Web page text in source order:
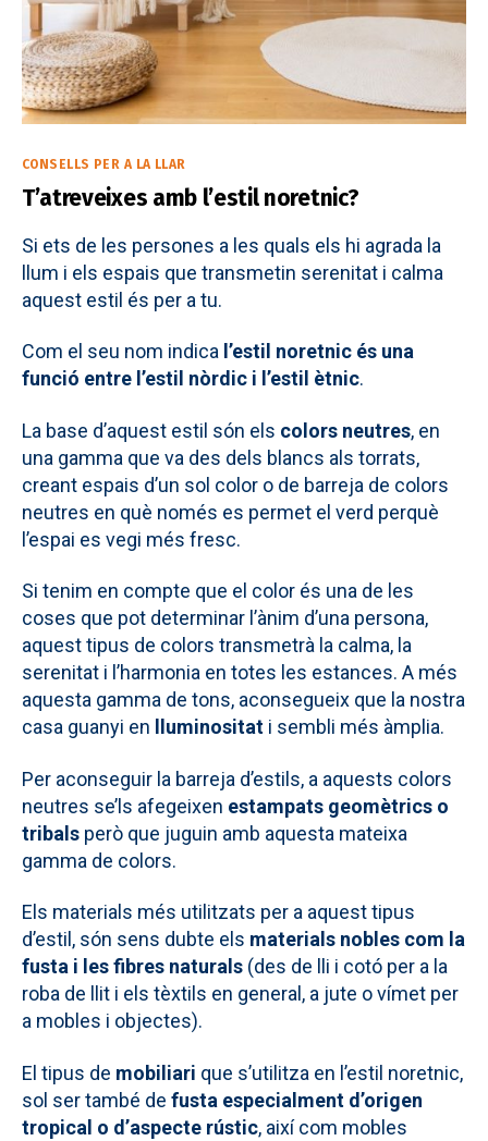
Categories
CONSELLS PER A LA LLAR
T’atreveixes amb l’estil noretnic?
Si ets de les persones a les quals els hi agrada la
llum i els espais que transmetin serenitat i calma
aquest estil és per a tu.
Com el seu nom indica l’estil noretnic és una
funció entre l’estil nòrdic i l’estil ètnic.
La base d’aquest estil són els colors neutres, en
una gamma que va des dels blancs als torrats,
creant espais d’un sol color o de barreja de colors
neutres en què només es permet el verd perquè
l’espai es vegi més fresc.
Si tenim en compte que el color és una de les
coses que pot determinar l’ànim d’una persona,
aquest tipus de colors transmetrà la calma, la
serenitat i l’harmonia en totes les estances. A més
aquesta gamma de tons, aconsegueix que la nostra
casa guanyi en
lluminositat i sembli més àmplia.
Per aconseguir la barreja d’estils, a aquests colors
neutres se’ls afegeixen estampats geomètrics o
tribals però que juguin amb aquesta mateixa
gamma de colors.
Els materials més utilitzats per a aquest tipus
d’estil, són sens dubte els materials nobles com la
fusta i les fibres naturals (des de lli i cotó per a la
roba de llit i els tèxtils en general, a jute o vímet per
a mobles i objectes).
El tipus de mobiliari que s’utilitza en l’estil noretnic,
sol ser també de fusta especialment d’origen
tropical o d’aspecte rústic, així com mobles